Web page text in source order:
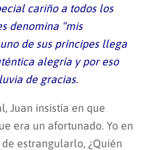
cariño a todos los
denomina “mis
de sus príncipes llega
alegría y por eso
de gracias.
Juan insistía en que
era un afortunado. Yo en
estrangularlo, ¿Quién